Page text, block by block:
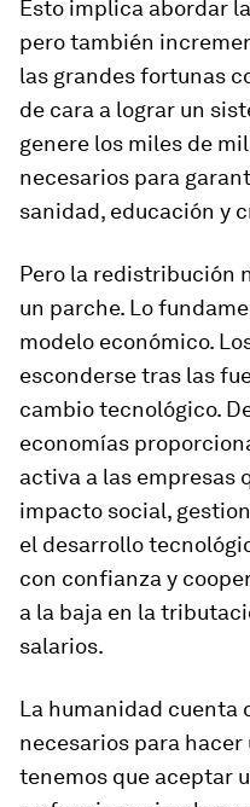
Esto implica abordar
pero también
las grandes fortunas
de cara a lograr un
genere los miles de
necesarios para
sanidad, educación y
Pero la redistribución
un parche. Lo
modelo económico.
esconderse tras las
cambio tecnológico.
economías
activa a las empresas
impacto social,
el desarrollo
con confianza y
a la baja en la
salarios.
La humanidad cuenta
necesarios para hacer
tenemos que aceptar